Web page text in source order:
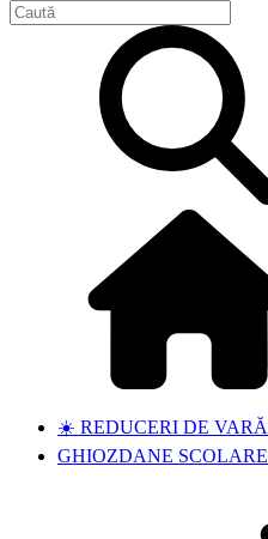
☀️ REDUCERI DE VARĂ
GHIOZDANE SCOLARE